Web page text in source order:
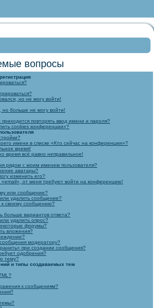
вопросы
но не могу войти!
но больше не могу войти!
повторять ввод имени и пароля?
cookies конференции»?
имени в списке «Кто сейчас на конференции»?
время!
время всё равно неправильное!
рядом с моим именем пользователя?
аватары?
изменить его?
«email», от меня требуют войти на конференцию!
или сообщение?
удалить сообщение?
к своему сообщению?
больше вариантов ответа?
удалить опрос?
форумы?
вложения?
модератору?
при создании сообщения?
одобрения?
тему?
и типы создаваемых тем
к сообщениям?